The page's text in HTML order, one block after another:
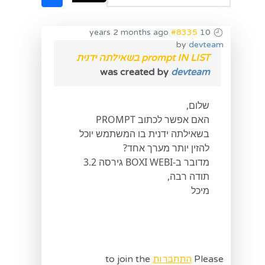
10 years 2 months ago
#8335
by devteam
prompt IN LIST בשאילתה ידנית
was created by devteam
שלום,
האם אפשר לכתוב PROMPT
בשאילתה ידנית בו המשתמש יוכל
להזין יותר מערך אחד?
מדובר ב-BOXI WEBI גירסה 3.2
תודה רבה,
מיכל
Please התחברות to join the